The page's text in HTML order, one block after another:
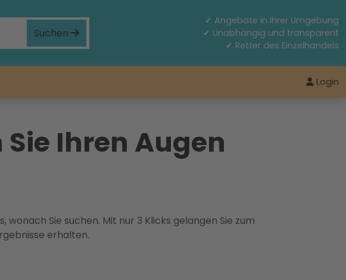
Suchen
✔ Angebote in Ihrer Umgebung
✔ Unabhängig und transparent
✔ Retter des Einzelhandels
Login
Ihren Augen
wonach Sie suchen. Mit nur 3 Klicks gelangen Sie zum
erhalten.